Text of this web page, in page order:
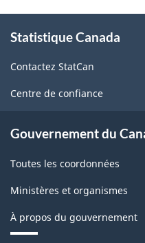
propos
ce
site
Statistique Canada
Contactez StatCan
Centre de confiance
Gouvernement du
Toutes les coordonnées
Ministères et organismes
À propos du gouvernement